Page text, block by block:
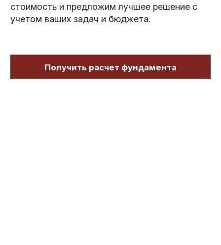
стоимость и предложим лучшее решение с
учетом ваших задач и бюджета.
Получить расчет фундамента